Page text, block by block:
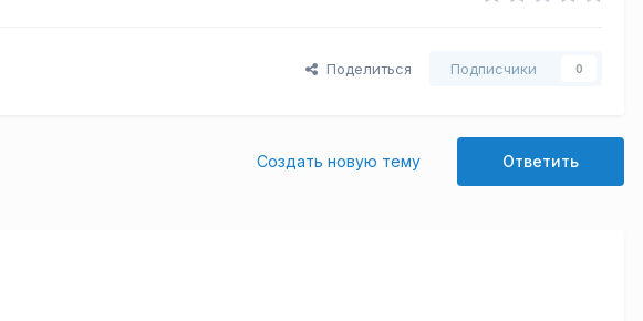
Поделиться Подписчики 0
Ответить
Создать новую тему